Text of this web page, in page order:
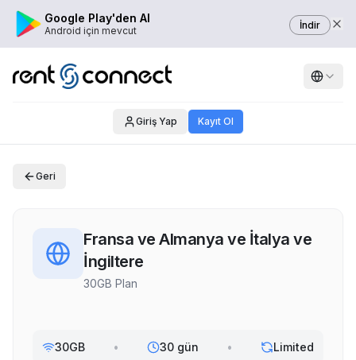
Google Play'den Al
Android için mevcut İndir
Giriş Yap Kayıt Ol
Geri
Fransa ve Almanya ve İtalya ve
İngiltere
30GB Plan
30GB • 30 gün • Limited